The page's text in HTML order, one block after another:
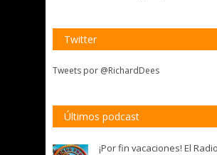
Twitter
Tweets por @RichardDees
Últimos podcast
¡Por fin vacaciones! El